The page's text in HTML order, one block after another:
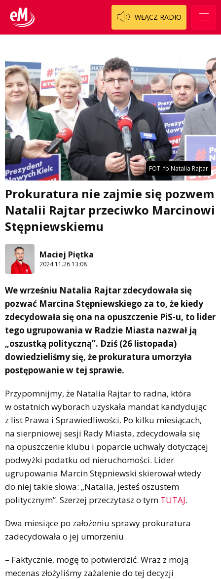
WŁĄCZ RADIO
FOT. fb Natalia Rajtar
Prokuratura nie zajmie się pozwem
Natalii Rajtar przeciwko Marcinowi
Stępniewskiemu
Maciej Piętka
2024.11.26 13:08
We wrześniu Natalia Rajtar zdecydowała się
pozwać Marcina Stępniewskiego za to, że kiedy
zdecydowała się ona na opuszczenie PiS-u, to lider
tego ugrupowania w Radzie Miasta nazwał ją
„oszustką polityczną”. Dziś (26 listopada)
dowiedzieliśmy się, że prokuratura umorzyła
postępowanie w tej sprawie.
Przypomnijmy, że Natalia Rajtar to radna, która
w ostatnich wyborach uzyskała mandat kandydując
z list Prawa i Sprawiedliwości. Po kilku miesiącach,
na sierpniowej sesji Rady Miasta, zdecydowała się
na opuszczenie klubu i poparcie uchwały dotyczącej
podwyżki podatku od nieruchomości. Lider
ugrupowania Marcin Stępniewski skierował wtedy
do niej takie słowa: „Natalia, jesteś oszustem
politycznym”. Szerzej przeczytasz o tym TUTAJ.
Dwa miesiące po założeniu sprawy prokuratura
zadecydowała o jej umorzeniu.
– Faktycznie, mogę to potwierdzić. Wraz z moją
mecenas złożyliśmy zażalenie do tej decyzji